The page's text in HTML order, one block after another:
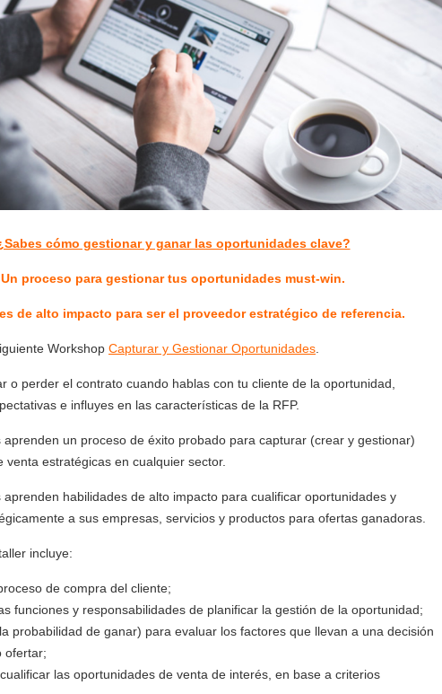
cómo gestionar y ganar las oportunidades clave?
Un proceso para gestionar tus oportunidades must-win.
de alto impacto para ser el proveedor estratégico de referencia.
Workshop Capturar y Gestionar Oportunidades
o perder el contrato cuando hablas con tu cliente de la oportunidad,
e influyes en las características de la RFP.
aprenden un proceso de éxito probado para capturar (crear y gestionar)
venta estratégicas en cualquier sector.
aprenden habilidades de alto impacto para cualificar oportunidades y
a sus empresas, servicios y productos para ofertas ganadoras.
incluye:
de compra del cliente;
funciones y responsabilidades de planificar la gestión de la oportunidad;
probabilidad de ganar) para evaluar los factores que llevan a una decisión
ofertar;
las oportunidades de venta de interés, en base a criterios